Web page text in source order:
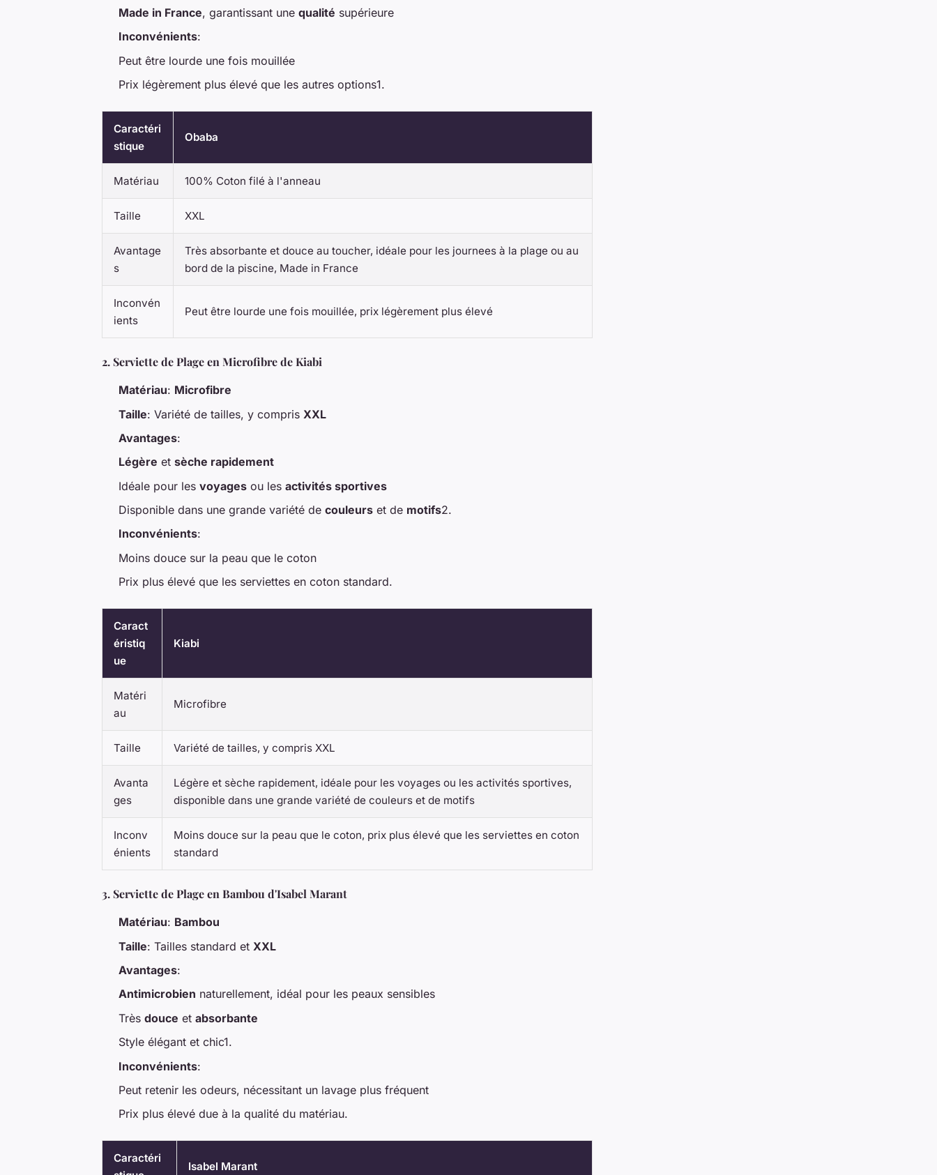
Made in France, garantissant une qualité supérieure
Inconvénients:
Peut être lourde une fois mouillée
Prix légèrement plus élevé que les autres options1.
Caractéri
stique
Obaba
Matériau 100% Coton filé à l'anneau
Taille XXL
Avantage
s
Très absorbante et douce au toucher, idéale pour les journees à la plage ou au
bord de la piscine, Made in France
Inconvén
ients
Peut être lourde une fois mouillée, prix légèrement plus élevé
2. Serviette de Plage en Microfibre de Kiabi
Matériau: Microfibre
Taille: Variété de tailles, y compris XXL
Avantages:
Légère et sèche rapidement
Idéale pour les voyages ou les activités sportives
Disponible dans une grande variété de couleurs et de motifs2.
Inconvénients:
Moins douce sur la peau que le coton
Prix plus élevé que les serviettes en coton standard.
Caract
éristiq
ue
Kiabi
Matéri
au
Microfibre
Taille Variété de tailles, y compris XXL
Avanta
ges
Légère et sèche rapidement, idéale pour les voyages ou les activités sportives,
disponible dans une grande variété de couleurs et de motifs
Inconv
énients
Moins douce sur la peau que le coton, prix plus élevé que les serviettes en coton
standard
3. Serviette de Plage en Bambou d'Isabel Marant
Matériau: Bambou
Taille: Tailles standard et XXL
Avantages:
Antimicrobien naturellement, idéal pour les peaux sensibles
Très douce et absorbante
Style élégant et chic1.
Inconvénients:
Peut retenir les odeurs, nécessitant un lavage plus fréquent
Prix plus élevé due à la qualité du matériau.
Caractéri
Isabel Marant